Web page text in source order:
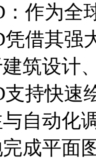
：作为全
凭借其强
筑设计
支持快速
自动化
成平面